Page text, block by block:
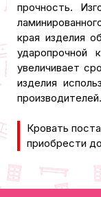
прочность.
края изделия
ударопрочной
увеличивает
изделия
производителей.
​Кровать
приобрести